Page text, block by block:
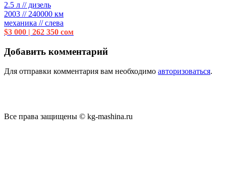
2.5 л // дизель
2003 // 240000 км
механика // слева
$3 000 | 262 350 сом
Добавить комментарий
Для отправки комментария вам необходимо авторизоваться.
Все права защищены © kg-mashina.ru